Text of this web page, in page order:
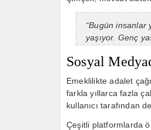
“Bugün insanlar
yaşıyor. Genç
Sosyal
Emeklilikte adalet
farkla yıllarca fazla
kullanıcı tarafından
Çeşitli platformlarda